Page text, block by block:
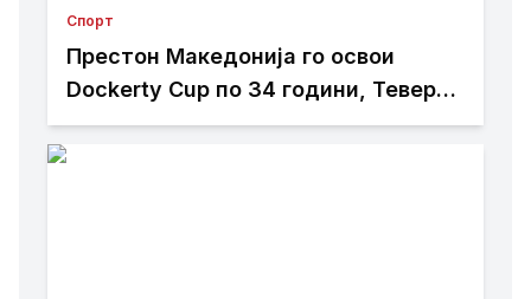
Спорт
Престон Македонија го освои
Dockerty Cup по 34 години, Тевере
прогласен за најдобар играч